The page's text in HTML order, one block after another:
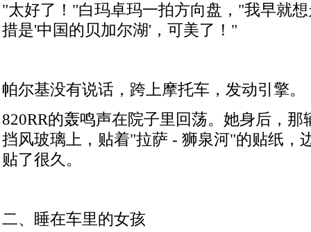
"太好了！ "白玛卓玛一拍方向盘， "我早就
措是'中国的贝加尔湖' ，可美了！ "
帕尔基没有说话，跨上摩托车，发动引擎。
820RR的轰鸣声在院子里回荡。她身后，那
挡风玻璃上，贴着"拉萨 - 狮泉河"的贴纸，
贴了很久。
二、睡在车里的女孩